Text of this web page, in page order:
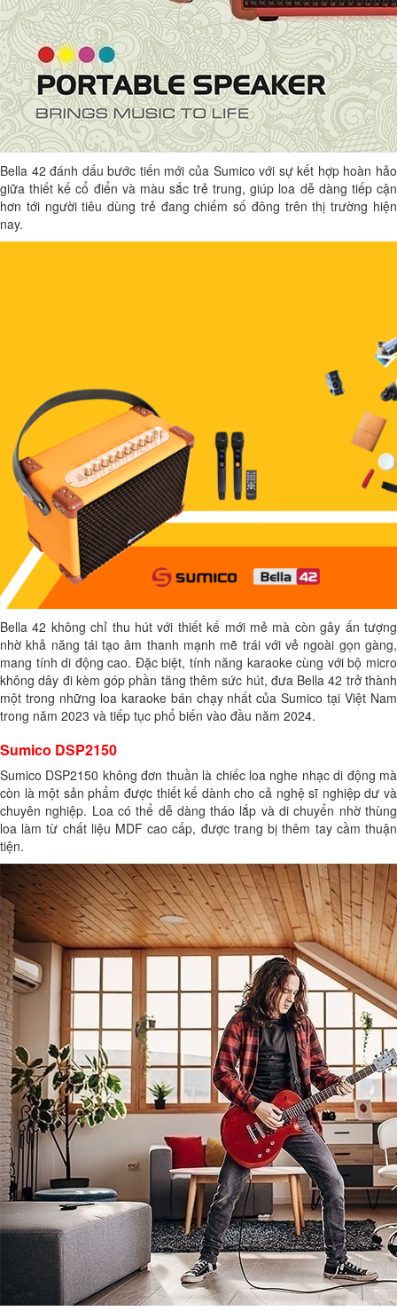
Bella 42 đánh dấu bước tiến mới của Sumico với sự kết hợp hoàn hảo
giữa thiết kế cổ điển và màu sắc trẻ trung, giúp loa dễ dàng tiếp cận
hơn tới người tiêu dùng trẻ đang chiếm số đông trên thị trường hiện
nay.
Bella 42 không chỉ thu hút với thiết kế mới mẻ mà còn gây ấn tượng
nhờ khả năng tái tạo âm thanh mạnh mẽ trái với vẻ ngoài gọn gàng,
mang tính di động cao. Đặc biệt, tính năng karaoke cùng với bộ micro
không dây đi kèm góp phần tăng thêm sức hút, đưa Bella 42 trở thành
một trong những loa karaoke bán chạy nhất của Sumico tại Việt Nam
trong năm 2023 và tiếp tục phổ biến vào đầu năm 2024.
Sumico DSP2150
Sumico DSP2150 không đơn thuần là chiếc loa nghe nhạc di động mà
còn là một sản phẩm được thiết kế dành cho cả nghệ sĩ nghiệp dư và
chuyên nghiệp. Loa có thể dễ dàng tháo lắp và di chuyển nhờ thùng
loa làm từ chất liệu MDF cao cấp, được trang bị thêm tay cầm thuận
tiện.